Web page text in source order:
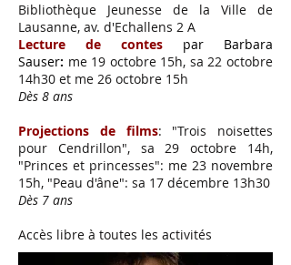
Bibliothèque Jeunesse de la Ville de
Lausanne, av. d'Echallens 2 A
Lecture de contes
par Barbara
Sauser: me 19 octobre 15h, sa 22 octobre
14h30 et me 26 octobre 15h
Dès 8 ans
Projections de films: "Trois noisettes
pour Cendrillon", sa 29 octobre 14h,
"Princes et princesses": me 23 novembre
15h, "Peau d'âne": sa 17 décembre 13h30
Dès 7 ans
Accès libre à toutes les activités